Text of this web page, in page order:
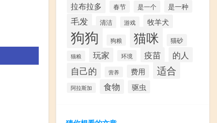
拉布拉多 春节 是一个 是一种
毛发 清洁 游戏 牧羊犬
狗狗 狗粮 猫咪 猫砂
猫粮 玩家 环境 疫苗 的人
自己的 营养 费用 适合
阿拉斯加 食物 驱虫